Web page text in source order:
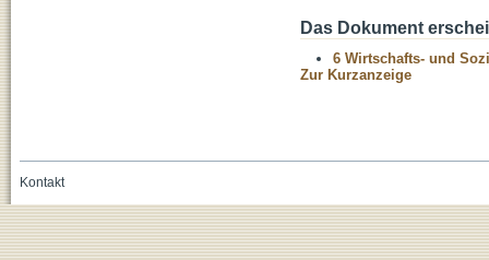
Das Dokument
6 Wirtschafts- und
Zur Kurzanzeige
Kontakt